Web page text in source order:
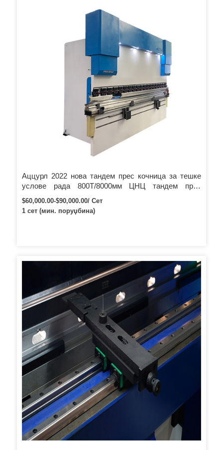
Аццурл 2022 нова тандем прес кочница за тешке
услове рада 800Т/8000мм ЦНЦ тандем прес
кочница за метални лим
$60,000.00-$90,000.00/ Сет
1 сет (мин. поруџбина)